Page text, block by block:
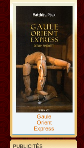
Gaule
Orient
Express
PUBLICITÉS